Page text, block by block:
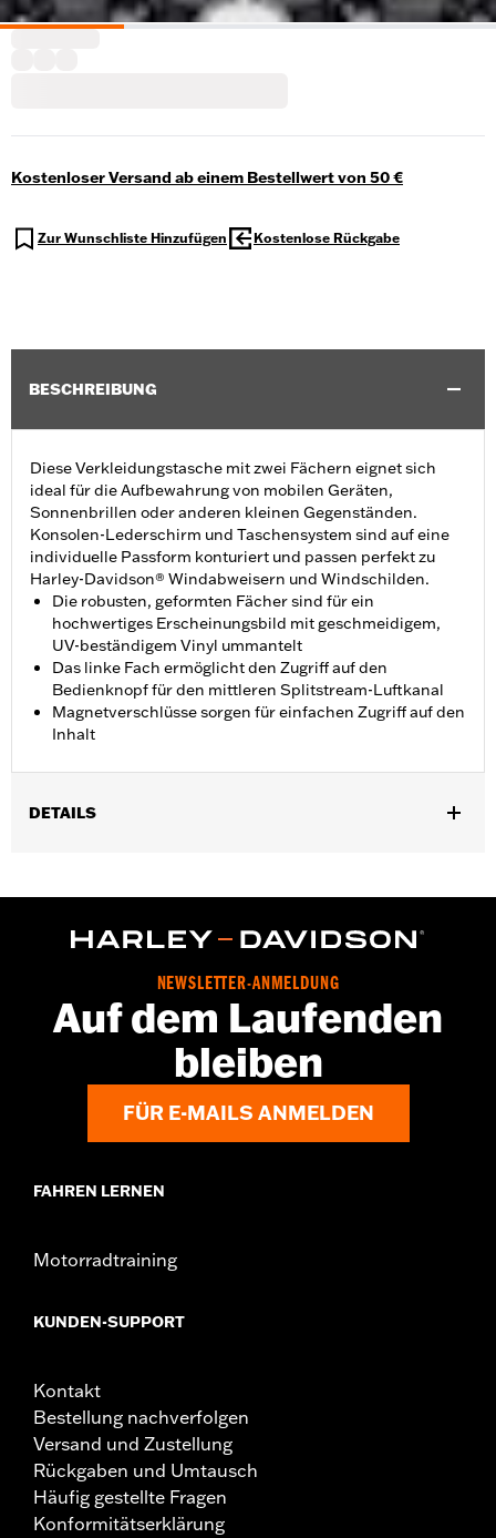
Kostenloser Versand ab einem Bestellwert von 50 €
Zur Wunschliste Hinzufügen Kostenlose Rückgabe
BESCHREIBUNG
Diese Verkleidungstasche mit zwei Fächern eignet sich
ideal für die Aufbewahrung von mobilen Geräten,
Sonnenbrillen oder anderen kleinen Gegenständen.
Konsolen-Lederschirm und Taschensystem sind auf eine
individuelle Passform konturiert und passen perfekt zu
Harley-Davidson® Windabweisern und Windschilden.
Die robusten, geformten Fächer sind für ein
hochwertiges Erscheinungsbild mit geschmeidigem,
UV-beständigem Vinyl ummantelt
Das linke Fach ermöglicht den Zugriff auf den
Bedienknopf für den mittleren Splitstream-Luftkanal
Magnetverschlüsse sorgen für einfachen Zugriff auf den
Inhalt
DETAILS
FLTRX und FLTRXSTSE Modelle ab ’24.
Installationsanleitung
In Einheiten erhältlich:Jeweils
Maßeinheit Materialhöhe:Zoll
Maßeinheit Materiallänge:Zoll
9.75 Inches
In der Box:Nur Verkleidungstasche
GARANTIE: 1 year limited warranty – Go to
NEWSLETTER-ANMELDUNG
Auf dem Laufenden
bleiben
FÜR E-MAILS ANMELDEN
FAHREN LERNEN
Motorradtraining
KUNDEN-SUPPORT
Kontakt
Bestellung nachverfolgen
Versand und Zustellung
Rückgaben und Umtausch
Häufig gestellte Fragen
Konformitätserklärung